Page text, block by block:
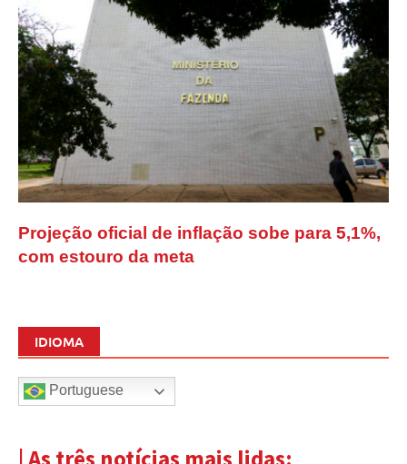
Projeção oficial de inflação sobe para 5,1%,
com estouro da meta
IDIOMA
Portuguese